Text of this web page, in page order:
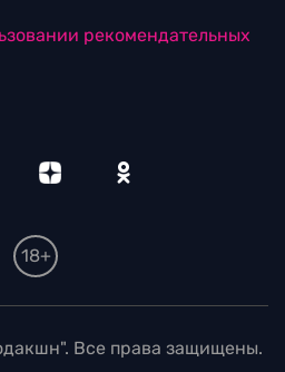
рекомендательных
18+
Все права защищены.